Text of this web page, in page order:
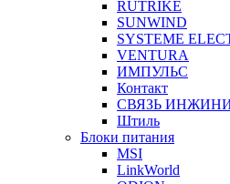
RUTRIKE
SUNWIND
SYSTEME
VENTURA
ИМПУЛЬС
Контакт
СВЯЗЬ
Штиль
Блоки питания
MSI
LinkWorld